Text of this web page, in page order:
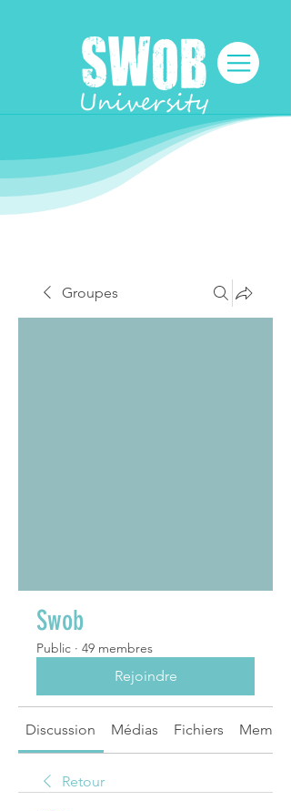
Groupes
Swob
Public · 49 membres
Rejoindre
Discussion Médias Fichiers
Retour